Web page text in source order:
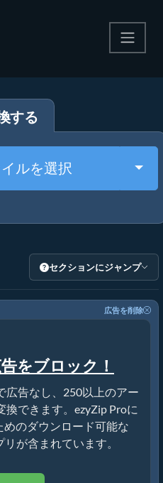
する
ルを選択
セクションにジャンプ
広告を削除
をブロック！
広告なし、250以上のアー
換できます。ezyZip Proに
のダウンロード可能な
が含まれています。